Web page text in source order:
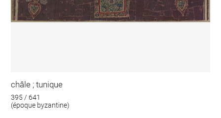
châle ; tunique
395 / 641
(époque byzantine)